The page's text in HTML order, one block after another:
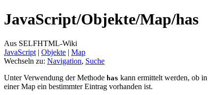
JavaScript/Objekte/Map/has
Aus SELFHTML-Wiki
JavaScript ‎ | Objekte ‎ | Map
Wechseln zu: Navigation, Suche
Unter Verwendung der Methode has kann ermittelt werden, ob in
einer Map ein bestimmter Eintrag vorhanden ist.